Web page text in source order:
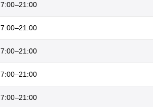
7:00–21:00
7:00–21:00
7:00–21:00
7:00–21:00
7:00–21:00